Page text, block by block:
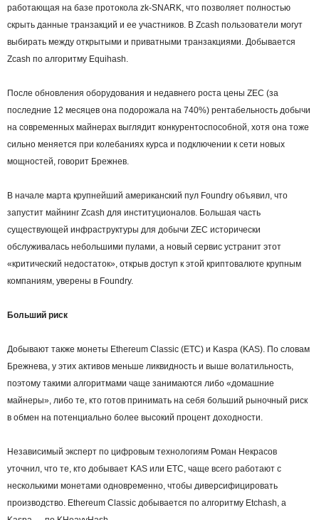
работающая на базе протокола zk-SNARK, что позволяет полностью
скрыть данные транзакций и ее участников. В Zcash пользователи могут
выбирать между открытыми и приватными транзакциями. Добывается
Zcash по алгоритму Equihash.
После обновления оборудования и недавнего роста цены ZEC (за
последние 12 месяцев она подорожала на 740%) рентабельность добычи
на современных майнерах выглядит конкурентоспособной, хотя она тоже
сильно меняется при колебаниях курса и подключении к сети новых
мощностей, говорит Брежнев.
В начале марта крупнейший американский пул Foundry объявил, что
запустит майнинг Zсash для институционалов. Большая часть
существующей инфраструктуры для добычи ZEC исторически
обслуживалась небольшими пулами, а новый сервис устранит этот
«критический недостаток», открыв доступ к этой криптовалюте крупным
компаниям, уверены в Foundry.
Больший риск
Добывают также монеты Ethereum Classic (ETC) и Kaspa (KAS). По словам
Брежнева, у этих активов меньше ликвидность и выше волатильность,
поэтому такими алгоритмами чаще занимаются либо «домашние
майнеры», либо те, кто готов принимать на себя больший рыночный риск
в обмен на потенциально более высокий процент доходности.
Независимый эксперт по цифровым технологиям Роман Некрасов
уточнил, что те, кто добывает KAS или ETC, чаще всего работают с
несколькими монетами одновременно, чтобы диверсифицировать
производство. Ethereum Classic добывается по алгоритму Etchash, а